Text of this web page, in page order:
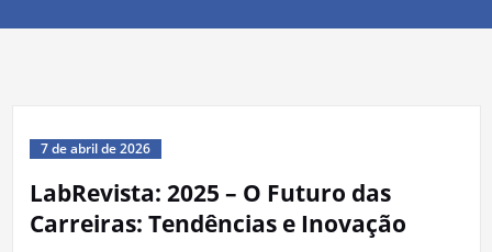
7 de abril de 2026
LabRevista: 2025 – O Futuro das
Carreiras: Tendências e Inovação